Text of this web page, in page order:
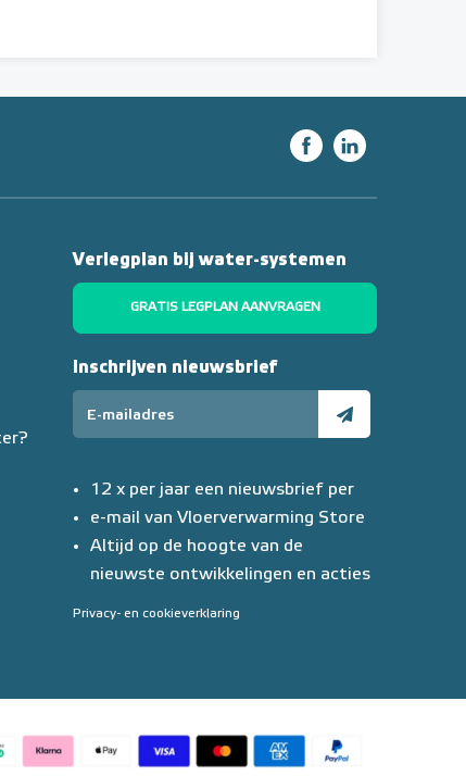
Verlegplan bij water-systemen
GRATIS LEGPLAN AANVRAGEN
Inschrijven nieuwsbrief
12 x per jaar een nieuwsbrief per
e-mail van Vloerverwarming Store
Altijd op de hoogte van de
nieuwste ontwikkelingen en acties
Privacy- en cookieverklaring